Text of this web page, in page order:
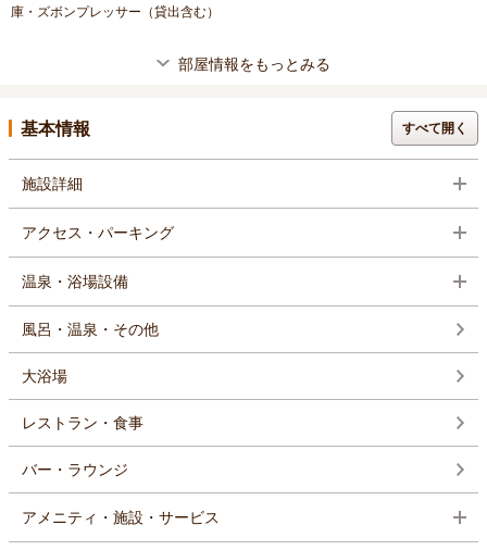
庫・ズボンプレッサー（貸出含む）
部屋情報をもっとみる
基本情報 すべて開く
施設詳細
アクセス・パーキング
温泉・浴場設備
風呂・温泉・その他
大浴場
レストラン・食事
バー・ラウンジ
アメニティ・施設・サービス